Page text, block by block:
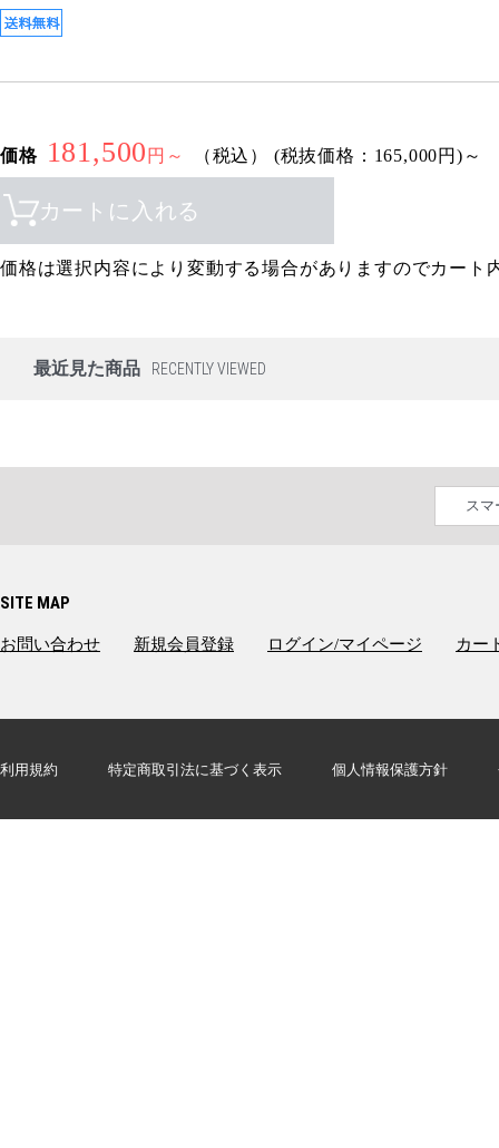
価格 181,500 円～ （税込） (税抜価格：165,000円)～
カートに入れる
価格は選択内容により変動する場合がありますのでカート
最近見た商品 RECENTLY VIEWED
ス
SITE MAP
お問い合わせ 新規会員登録 ログイン/マイページ カー
利用規約 特定商取引法に基づく表示 個人情報保護方針